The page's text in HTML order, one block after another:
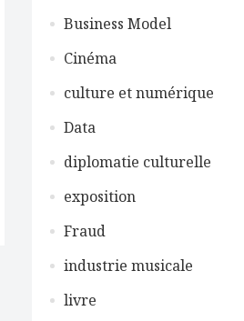
Business Model
Cinéma
culture et numérique
Data
diplomatie culturelle
exposition
Fraud
industrie musicale
livre